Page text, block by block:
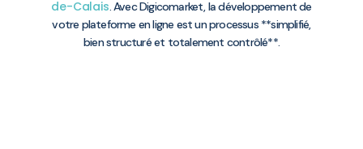
de-Calais. Avec Digicomarket, la développement de
votre plateforme en ligne est un processus **simplifié,
bien structuré et totalement contrôlé**.